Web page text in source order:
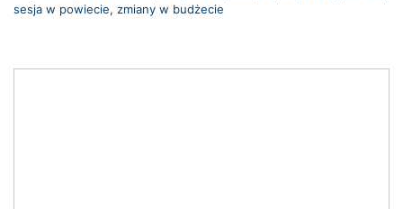
sesja w powiecie, zmiany w budżecie